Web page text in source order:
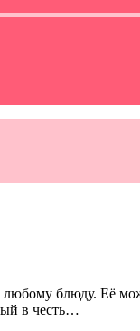
блюду. Её
в честь…